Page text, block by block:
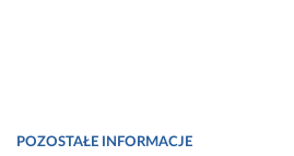
POZOSTAŁE INFORMACJE